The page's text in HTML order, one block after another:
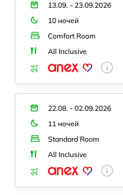
13.09. - 23.09.2026
10 ночей
Comfort Room
All Inclusive
22.08. - 02.09.2026
11 ночей
Standard Room
All Inclusive